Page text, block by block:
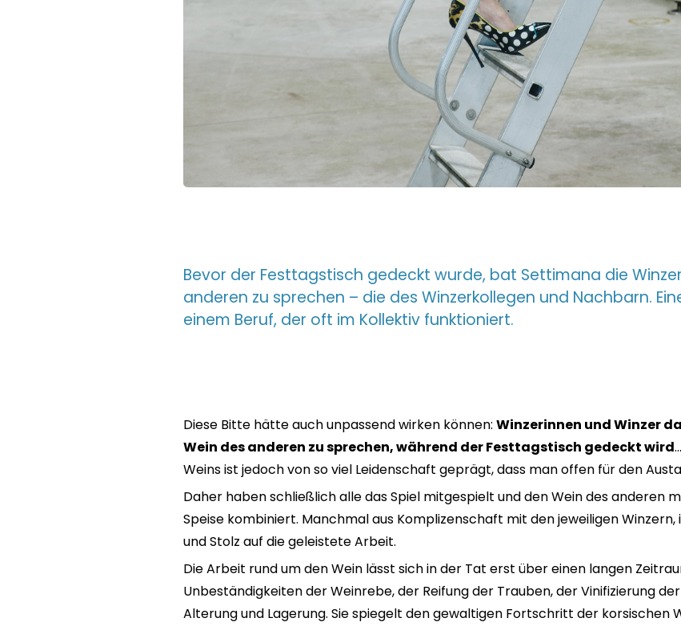
Bevor der Festtagstisch gedeckt wurde, bat Settimana die
anderen zu sprechen – die des Winzerkollegen und Nachbarn.
einem Beruf, der oft im Kollektiv funktioniert.
Diese Bitte hätte auch unpassend wirken können: Winzerinnen und Winzer
Wein des anderen zu sprechen, während der Festtagstisch gedeckt wird
Weins ist jedoch von so viel Leidenschaft geprägt, dass man offen für den
Daher haben schließlich alle das Spiel mitgespielt und den Wein des anderen
Speise kombiniert. Manchmal aus Komplizenschaft mit den jeweiligen
und Stolz auf die geleistete Arbeit.
Die Arbeit rund um den Wein lässt sich in der Tat erst über einen langen
Unbeständigkeiten der Weinrebe, der Reifung der Trauben, der Vinifizierung
Alterung und Lagerung. Sie spiegelt den gewaltigen Fortschritt der korsischen